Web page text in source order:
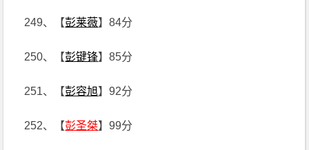
249、【彭莱薇】84分
250、【彭键锋】85分
251、【彭容旭】92分
252、【彭圣桀】99分